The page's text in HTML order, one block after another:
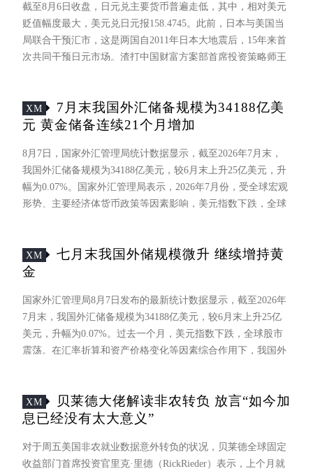
截至8月6日收盘，日元兑主要货币普遍走低，其中，相对美元
贬值幅度最大，美元兑日元报158.4745。此前，日本与美国当
局联合干预汇市，这是两国自2011年日本大地震后，15年来首
次共同干预日元市场。渣打中国财富方案部首席投资策略师王
意愿。
XM
7月末我国外汇储备规模为34188亿美
元 黄金储备连续21个月增加
8月7日，国家外汇管理局统计数据显示，截至2026年7月末，
我国外汇储备规模为34188亿美元，较6月末上升25亿美元，升
幅为0.07%。国家外汇管理局表示，2026年7月份，受全球宏观
形势、主要经济体货币政策等因素影响，美元指数下跌，全球
XM
七月末我国外储规模微升 继续增持黄
金
国家外汇管理局8月7日发布的最新统计数据显示，截至2026年
7月末，我国外汇储备规模为34188亿美元，较6月末上升25亿
美元，升幅为0.07%。过去一个月，美元指数下跌，全球股市
震荡。在汇率折算和资产价格变化等因素综合作用下，我国外
XM
贝莱德大佬解读非农转负 放言“如今加
息已经没有太大意义”
对于周五美国非农就业数据意外转负的状况，贝莱德全球固定
收益部门首席投资官里克·里德（RickRieder）表示，上个月就